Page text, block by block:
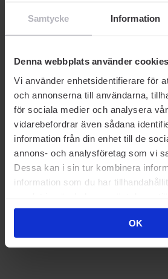
Samtycke Information
Denna webbplats använder cookies
Vi använder enhetsidentifierare för
och annonserna till användarna,
för sociala medier och analysera
vidarebefordrar även sådana
information från din enhet till de
annons- och analysföretag som vi
Dessa kan i sin tur kombinera
information som du har
OK